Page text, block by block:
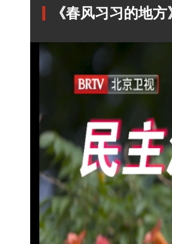
《春风习习的地